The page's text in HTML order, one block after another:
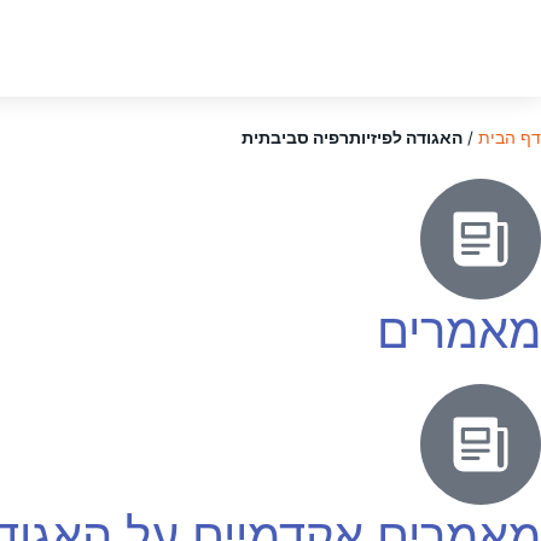
דף הבית / האגודה לפיזיותרפיה סביבתית
מאמרים